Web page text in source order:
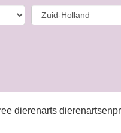
dierenarts